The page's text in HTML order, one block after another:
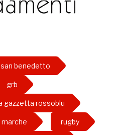
benedetto
grb
gazzetta rossoblu
marche rugby